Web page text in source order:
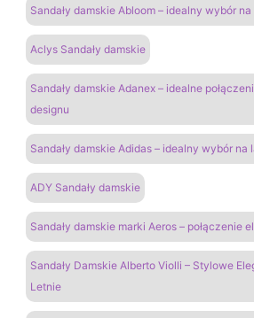
Sandały damskie Abloom – idealny wybór
Aclys Sandały damskie
Sandały damskie Adanex – idealne
designu
Sandały damskie Adidas – idealny wybór na
ADY Sandały damskie
Sandały damskie marki Aeros – połączenie
Sandały Damskie Alberto Violli – Stylowe
Letnie